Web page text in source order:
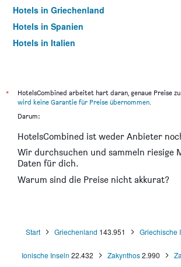
Hotels in Griechenland
Hotels in Spanien
Hotels in Italien
*
HotelsCombined arbeitet hart daran, genaue Preise
wird keine Garantie für Preise übernommen.
Darum:
HotelsCombined ist weder Anbieter
Wir durchsuchen und sammeln riesige
Daten für dich.
Warum sind die Preise nicht akkurat?
Start Griechenland 143.951 Griechische
Ionische Inseln 22.432 Zakynthos 2.990